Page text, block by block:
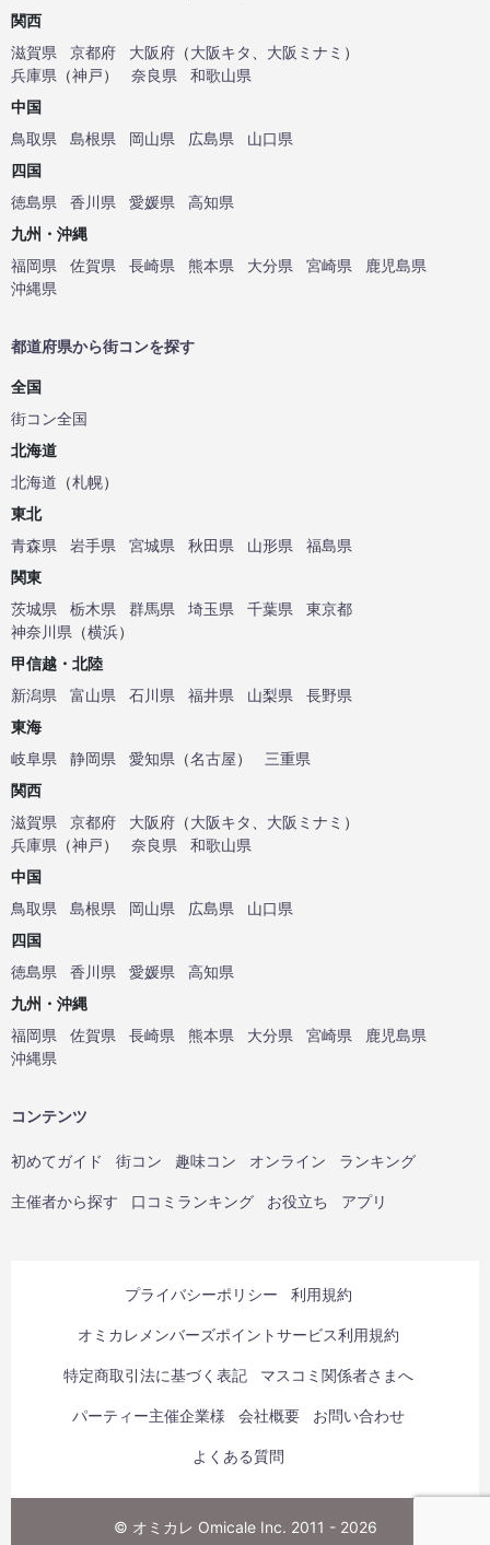
関西
滋賀県
京都府 大阪府 （大阪キタ 大阪ミナミ ）
兵庫県 （神戸） 奈良県
和歌山県
中国
鳥取県
島根県 岡山県 広島県
山口県
四国
徳島県
香川県 愛媛県
高知県
九州・沖縄
福岡県
佐賀県 長崎県 熊本県 大分県 宮崎県
鹿児島県
沖縄県
都道府県から街コンを探す
全国
街コン全国
北海道
北海道 （札幌）
東北
青森県
岩手県 宮城県 秋田県 山形県
福島県
関東
茨城県
栃木県 群馬県 埼玉県 千葉県
東京都
神奈川県 （横浜）
甲信越・北陸
新潟県
富山県 石川県 福井県 山梨県
長野県
東海
岐阜県
静岡県 愛知県 （名古屋）
三重県
関西
滋賀県
京都府 大阪府 （大阪キタ 大阪ミナミ ）
兵庫県 （神戸） 奈良県
和歌山県
中国
鳥取県
島根県 岡山県 広島県
山口県
四国
徳島県
香川県 愛媛県
高知県
九州・沖縄
福岡県
佐賀県 長崎県 熊本県 大分県 宮崎県
鹿児島県
沖縄県
コンテンツ
初めてガイド 街コン 趣味コン オンライン ランキング
主催者から探す 口コミランキング お役立ち アプリ
プライバシーポリシー 利用規約
オミカレメンバーズポイントサービス利用規約
特定商取引法に基づく表記 マスコミ関係者さまへ
パーティー主催企業様 会社概要 お問い合わせ
よくある質問
© オミカレ Omicale Inc. 2011 - 2026